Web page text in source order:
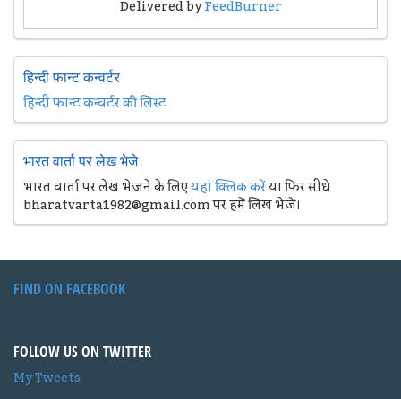
Delivered byFeedBurner
हिन्दी फान्ट कन्वर्टर
हिन्दी फान्ट कन्वर्टर की लिस्ट
भारत वार्ता पर लेख भेजे
भारत वार्ता पर लेख भेजने के लिएयहां क्लिक करेंया फिर सीधे
bharatvarta1982@gmail.com पर हमें लिख भेजें।
FIND ON FACEBOOK
FOLLOW US ON TWITTER
My Tweets